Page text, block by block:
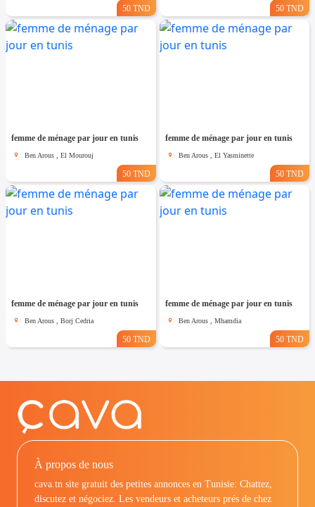
50 TND 50 TND
femme de ménage par jour en tunis
Ben Arous , El Mourouj
50 TND
femme de ménage par jour en tunis
Ben Arous , El Yasminette
50 TND
femme de ménage par jour en tunis
Ben Arous , Borj Cedria
50 TND
femme de ménage par jour en tunis
Ben Arous , Mhamdia
50 TND
À propos de nous
cava.tn site gratuit des petites annonces en Tunisie: Chattez,
discutez et négociez. Les vendeurs et acheteurs prés de chez